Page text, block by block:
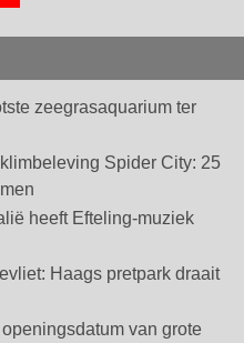
zeegrasaquarium ter
Spider City: 25
heeft Efteling-muziek
Haags pretpark draait
van grote